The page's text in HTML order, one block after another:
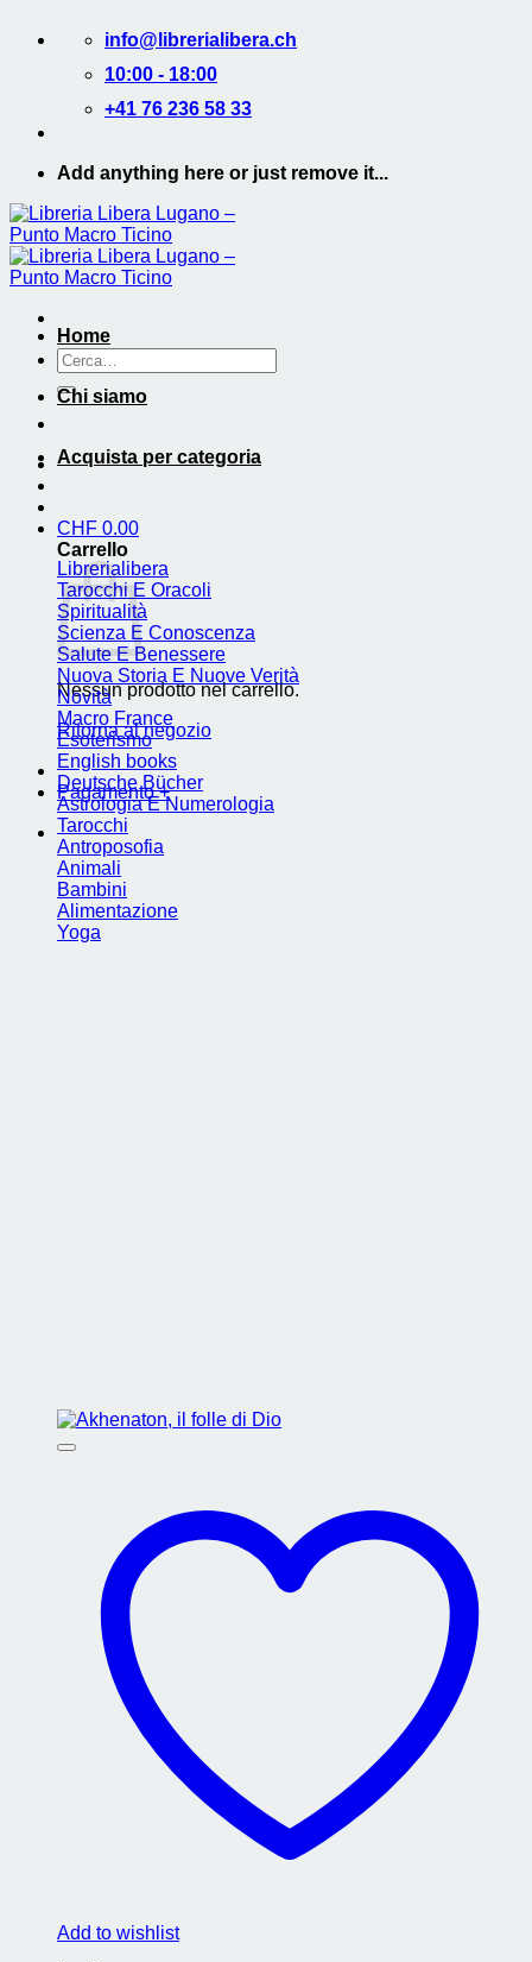
contenuti
info@librerialibera.ch
10:00 - 18:00
+41 76 236 58 33
Add anything here or just remove it...
Cerca:
CHF 0.00
Carrello
Nessun prodotto nel carrello.
Ritorna al negozio
Pagamento +
Home
Chi siamo
Acquista per categoria
Librerialibera
Tarocchi E Oracoli
Spiritualità
Scienza E Conoscenza
Salute E Benessere
Nuova Storia E Nuove Verità
Novità
Macro France
Esoterismo
English books
Deutsche Bücher
Astrologia E Numerologia
Tarocchi
Antroposofia
Animali
Bambini
Alimentazione
Yoga
Add to wishlist